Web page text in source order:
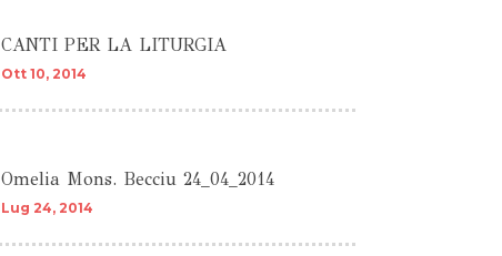
CANTI PER LA LITURGIA
Ott 10, 2014
Omelia Mons. Becciu 24_04_2014
Lug 24, 2014